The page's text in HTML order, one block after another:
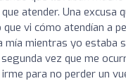
atender. Una excusa
que vi cómo atendían a
mía mientras yo estaba
vez que me
para no perder un